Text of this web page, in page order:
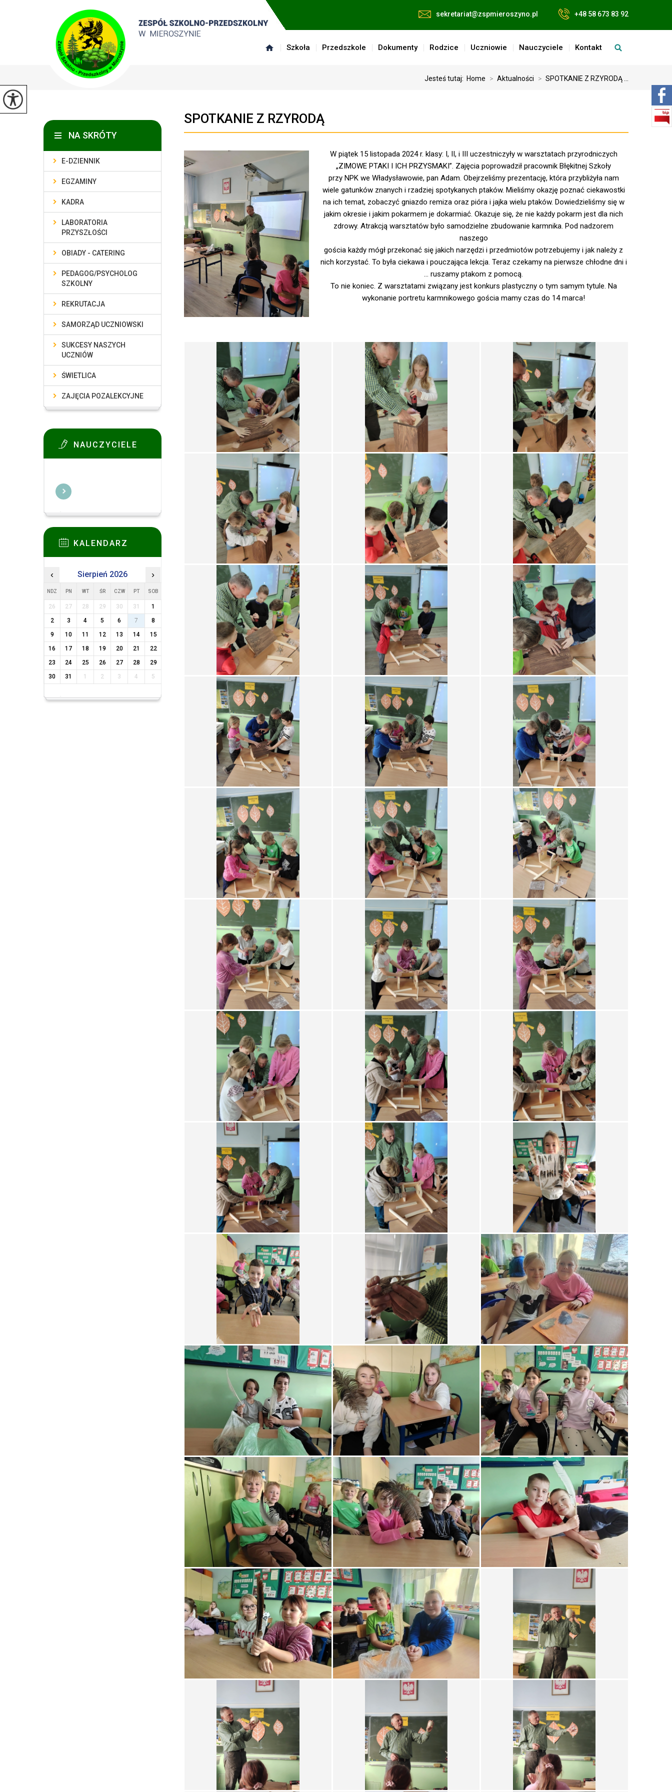
sekretariat@zspmieroszyno.pl +48 58 673 83 92
Szkoła Przedszkole Dokumenty Rodzice Uczniowie Nauczyciele Kontakt
Jesteś tutaj: Home > Aktualności > SPOTKANIE Z RZYRODĄ ...
SPOTKANIE Z RZYRODĄ
W piątek 15 listopada 2024 r. klasy: I, II, i III uczestniczyły w warsztatach przyrodniczych
„ZIMOWE PTAKI I ICH PRZYSMAKI”. Zajęcia poprowadził pracownik Błękitnej Szkoły
przy NPK we Władysławowie, pan Adam. Obejrzeliśmy prezentację, która przybliżyła nam
wiele gatunków znanych i rzadziej spotykanych ptaków. Mieliśmy okazję poznać ciekawostki
na ich temat, zobaczyć gniazdo remiza oraz pióra i jajka wielu ptaków. Dowiedzieliśmy się w
jakim okresie i jakim pokarmem je dokarmiać. Okazuje się, że nie każdy pokarm jest dla nich
zdrowy. Atrakcją warsztatów było samodzielne zbudowanie karmnika. Pod nadzorem
naszego
gościa każdy mógł przekonać się jakich narzędzi i przedmiotów potrzebujemy i jak należy z
nich korzystać. To była ciekawa i pouczająca lekcja. Teraz czekamy na pierwsze chłodne dni i
… ruszamy ptakom z pomocą.
To nie koniec. Z warsztatami związany jest konkurs plastyczny o tym samym tytule. Na
wykonanie portretu karmnikowego gościa mamy czas do 14 marca!
NA SKRÓTY
E-DZIENNIK
EGZAMINY
KADRA
LABORATORIA
PRZYSZŁOŚCI
OBIADY - CATERING
PEDAGOG/PSYCHOLOG
SZKOLNY
REKRUTACJA
SAMORZĄD UCZNIOWSKI
SUKCESY NASZYCH
UCZNIÓW
ŚWIETLICA
ZAJĘCIA POZALEKCYJNE
NAUCZYCIELE
KALENDARZ
‹ Sierpień 2026 ›
NDZ PN WT ŚR CZW PT SOB
26 27 28 29 30 31
1
2
3 4 5 6 7
8
9
10 11 12 13 14
15
16
17 18 19 20 21
22
23
24 25 26 27 28
29
30
31 1 2 3 4 5